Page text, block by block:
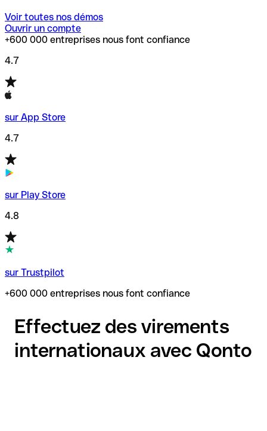
Voir toutes nos démos
Ouvrir un compte
+600 000 entreprises nous font confiance
4.7
sur App Store
4.7
sur Play Store
4.8
sur Trustpilot
+600 000 entreprises nous font confiance
Effectuez des virements
internationaux avec Qonto